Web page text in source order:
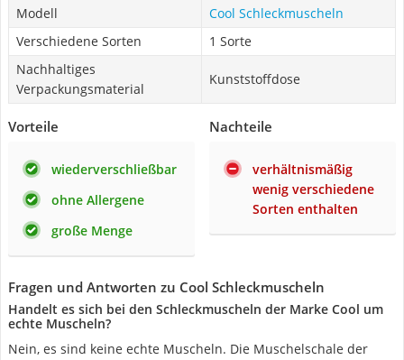
Modell
Cool Schleckmuscheln
Verschiedene Sorten
1 Sorte
Nachhaltiges
Verpackungsmaterial
Kunststoffdose
Vorteile
wiederverschließbar
ohne Allergene
große Menge
Nachteile
verhältnismäßig
wenig verschiedene
Sorten enthalten
Fragen und Antworten zu Cool Schleckmuscheln
Handelt es sich bei den Schleckmuscheln der Marke Cool um
echte Muscheln?
Nein, es sind keine echte Muscheln. Die Muschelschale der